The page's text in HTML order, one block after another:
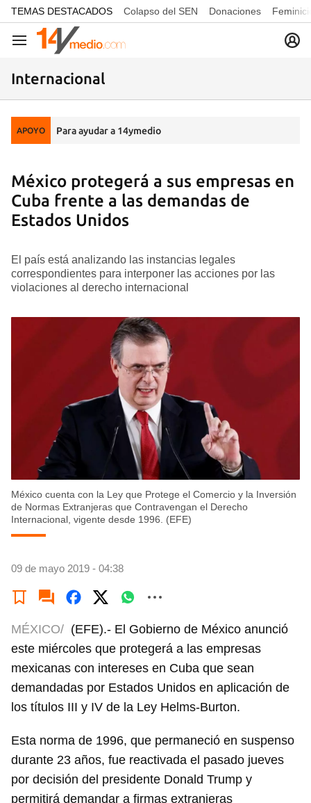
common.go-to-content
TEMAS DESTACADOS Colapso del SEN Donaciones
Navegación
Internacional
APOYO Para ayudar a 14ymedio
México protegerá a sus empresas en
Cuba frente a las demandas de
Estados Unidos
El país está analizando las instancias legales
correspondientes para interponer las acciones por las
violaciones al derecho internacional
México cuenta con la Ley que Protege el Comercio y la Inversión
de Normas Extranjeras que Contravengan el Derecho
Internacional, vigente desde 1996. (EFE)
09 de mayo 2019 - 04:38
MÉXICO/ (EFE).- El Gobierno de México anunció
este miércoles que protegerá a las empresas
mexicanas con intereses en Cuba que sean
demandadas por Estados Unidos en aplicación de
los títulos III y IV de la Ley Helms-Burton.
Esta norma de 1996, que permaneció en suspenso
durante 23 años, fue reactivada el pasado jueves
por decisión del presidente Donald Trump y
permitirá demandar a firmas extranjeras